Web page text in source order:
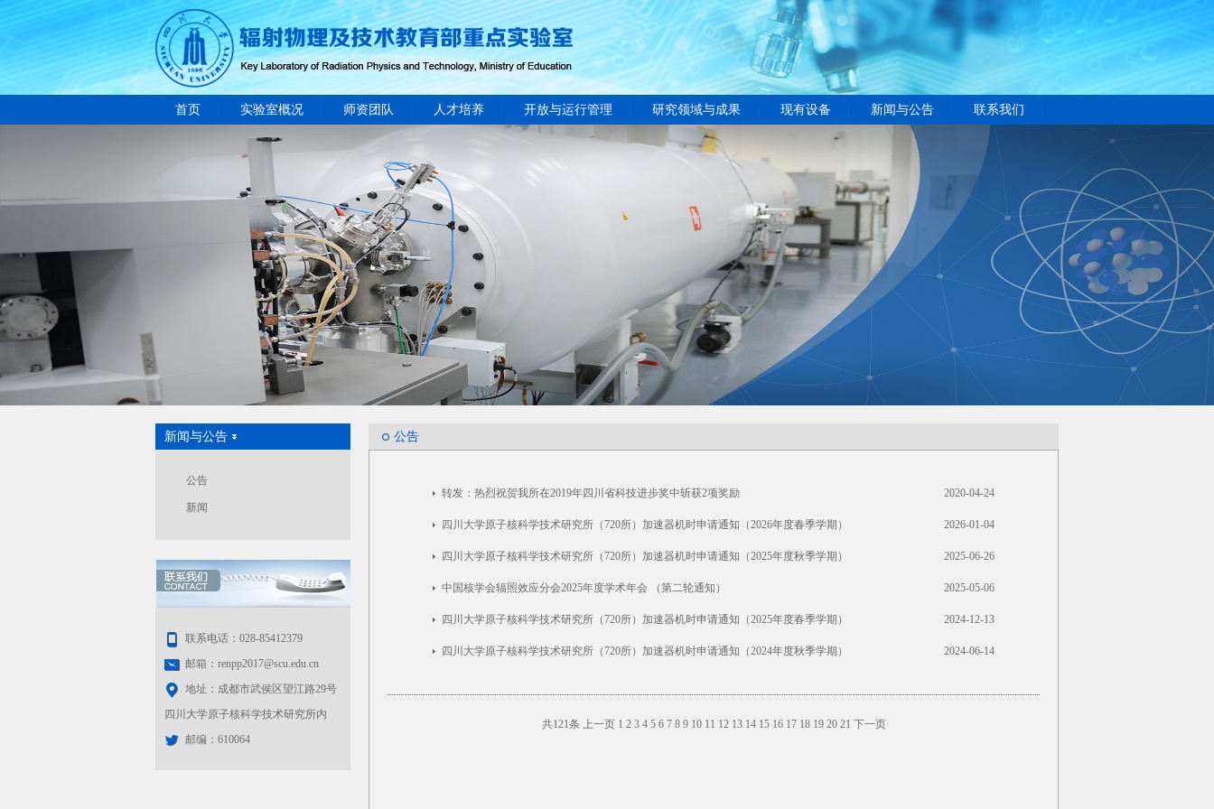
首页 实验室概况 师资团队 人才培养 开放与运行管理 研究领域与成果 现有设备 新闻与公告 联系我们
新闻与公告
公告
新闻
联系电话：028-85412379
邮箱：renpp2017@scu.edu.cn
地址：成都市武侯区望江路29号
四川大学原子核科学技术研究所内
邮编：610064
公告
2020-04-24
转发：热烈祝贺我所在2019年四川省科技进步奖中斩获2项奖励
2026-01-04
四川大学原子核科学技术研究所（720所）加速器机时申请通知（2026年度春季学期）
2025-06-26
四川大学原子核科学技术研究所（720所）加速器机时申请通知（2025年度秋季学期）
2025-05-06
中国核学会辐照效应分会2025年度学术年会 （第二轮通知）
2024-12-13
四川大学原子核科学技术研究所（720所）加速器机时申请通知（2025年度春季学期）
2024-06-14
四川大学原子核科学技术研究所（720所）加速器机时申请通知（2024年度秋季学期）
共121条 上一页 1 2 3 4 5 6 7 8 9 10 11 12 13 14 15 16 17 18 19 20 21 下一页